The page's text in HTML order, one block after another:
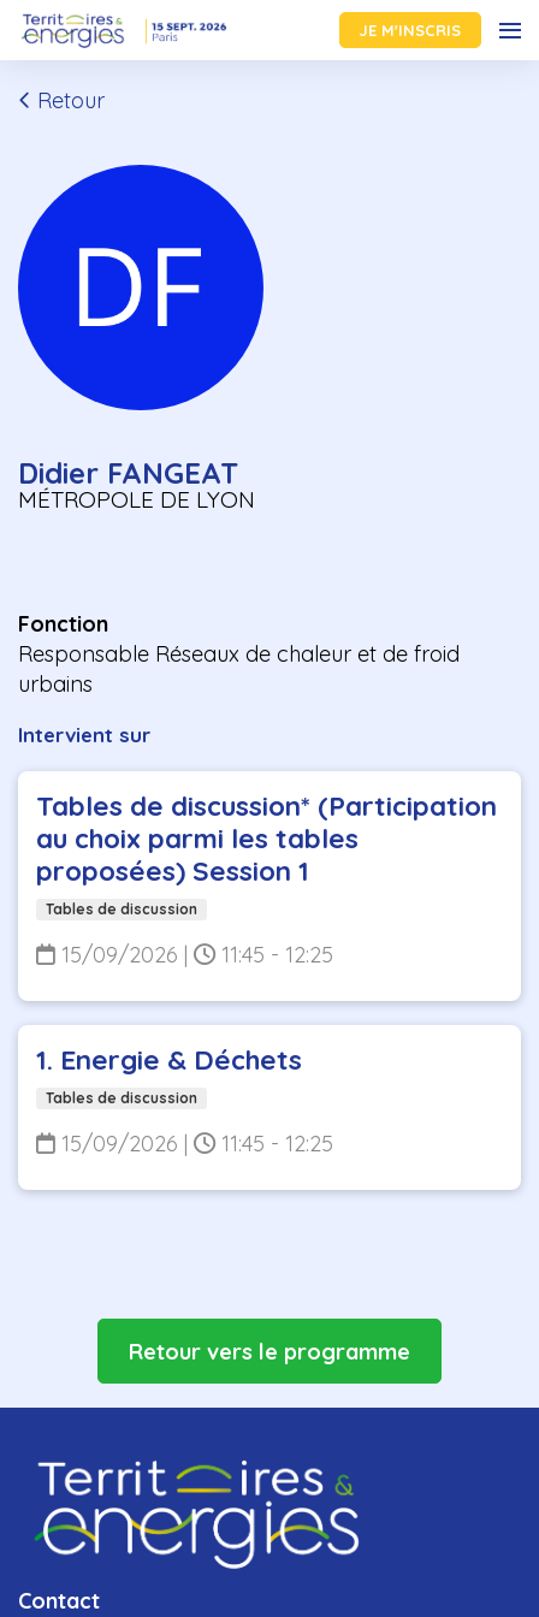
JE M'INSCRIS
Retour
Didier FANGEAT
MÉTROPOLE DE LYON
Fonction
Responsable Réseaux de chaleur et de froid
urbains
Intervient sur
Tables de discussion* (Participation
au choix parmi les tables
proposées) Session 1
Tables de discussion
15/09/2026 | 11:45 - 12:25
1. Energie & Déchets
Tables de discussion
15/09/2026 | 11:45 - 12:25
Retour vers le programme
Contact